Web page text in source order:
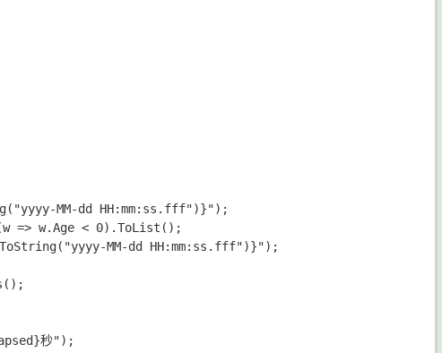
MM-dd HH:mm:ss.fff")}");
=> w.Age < 0).ToList();
MM-dd HH:mm:ss.fff")}");
秒");